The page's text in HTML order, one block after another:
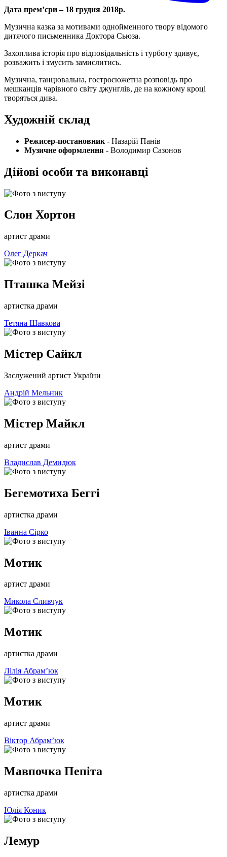
Дата прем’єри – 18 грудня 2018р.
Музична казка за мотивами однойменного твору відомого
дитячого письменника Доктора Сьюза.
Захоплива історія про відповідальність і турботу здивує,
розважить і змусить замислитись.
Музична, танцювальна, гостросюжетна розповідь про
мешканців чарівного світу джунглів, де на кожному кроці
творяться дива.
Художній склад
Режисер-постановник - Назарій Панів
Музичне оформлення - Володимир Сазонов
Дійові особи та виконавці
Слон Хортон
артист драми
Олег Деркач
Пташка Мейзі
артистка драми
Тетяна Шавкова
Містер Сайкл
Заслужений артист України
Андрій Мельник
Містер Майкл
артист драми
Владислав Демидюк
Бегемотиха Беггі
артистка драми
Іванна Сірко
Мотик
артист драми
Микола Сливчук
Мотик
артистка драми
Лілія Абрам’юк
Мотик
артист драми
Віктор Абрам’юк
Мавпочка Пепіта
артистка драми
Юлія Коник
Лемур